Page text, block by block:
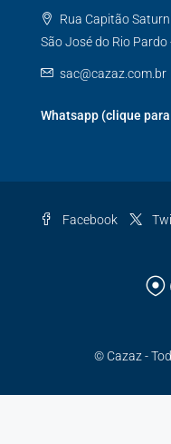
Rua Capitão
São José do Rio Pardo
sac@cazaz.com.br
Whatsapp (clique
Facebook
© Cazaz -